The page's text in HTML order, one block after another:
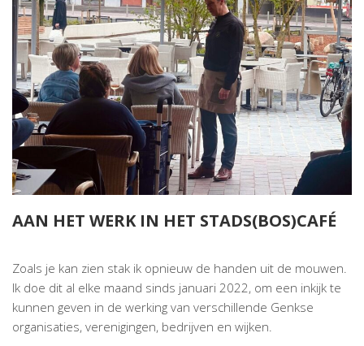
AAN HET WERK IN HET STADS(BOS)CAFÉ
Zoals je kan zien stak ik opnieuw de handen uit de mouwen.
Ik doe dit al elke maand sinds januari 2022, om een inkijk te
kunnen geven in de werking van verschillende Genkse
organisaties, verenigingen, bedrijven en wijken.